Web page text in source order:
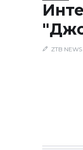
ZTB NEWS